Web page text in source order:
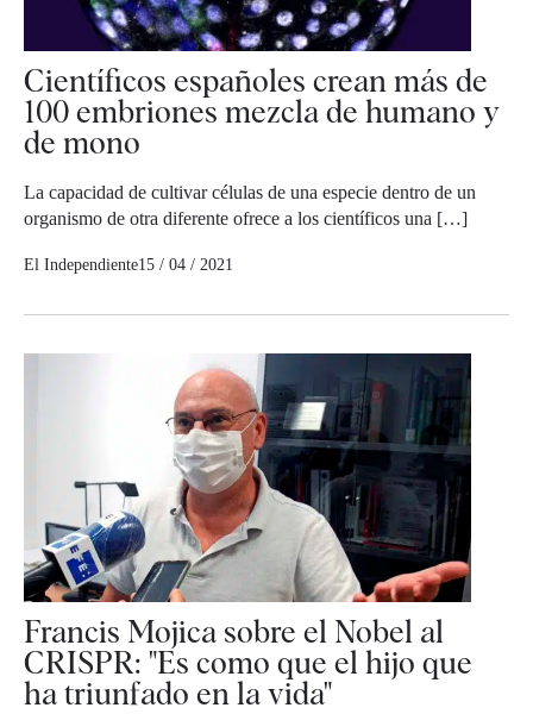
Científicos españoles crean más de
100 embriones mezcla de humano y
de mono
La capacidad de cultivar células de una especie dentro de un
organismo de otra diferente ofrece a los científicos una […]
El Independiente15 / 04 / 2021
Francis Mojica sobre el Nobel al
CRISPR: "Es como que el hijo que
ha triunfado en la vida"